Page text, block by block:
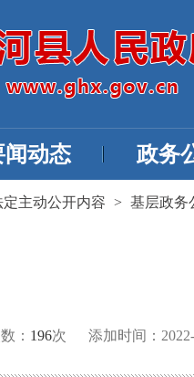
闻动态 政务
定主动公开内容 > 基层政务
： 196次 添加时间：